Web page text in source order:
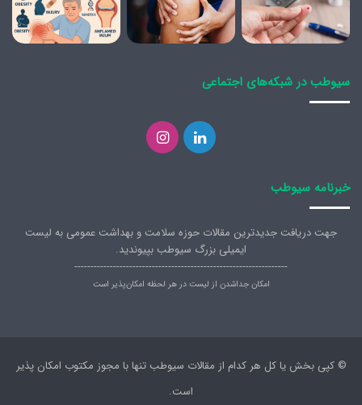
سیوطب در شبکه‌های اجتماعی
لینکدیناینستاگرام
خبرنامه سیوطب
جهت دریافت جدیدترین مقالات حوزه سلامت و بهداشت عمومی به لیست
ایمیلی بزرگ سیوطب بپیوندید.
------------------------------------------------------------------
امکان جداشدن از لیست در هر لحظه امکان‌پذیر است
© کپی بخش یا کل هر کدام از مقالات سیوطب تنها با مجوز مکتوب امکان پذیر
است.